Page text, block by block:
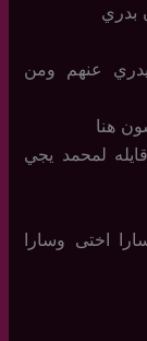
بدري
عنهم ومن
هنا
لمحمد يجي
اختى وسارا